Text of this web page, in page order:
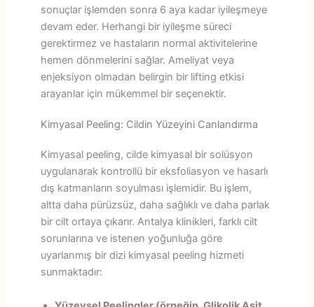
sonuçlar işlemden sonra 6 aya kadar iyileşmeye
devam eder. Herhangi bir iyileşme süreci
gerektirmez ve hastaların normal aktivitelerine
hemen dönmelerini sağlar. Ameliyat veya
enjeksiyon olmadan belirgin bir lifting etkisi
arayanlar için mükemmel bir seçenektir.
Kimyasal Peeling: Cildin Yüzeyini Canlandırma
Kimyasal peeling, cilde kimyasal bir solüsyon
uygulanarak kontrollü bir eksfoliasyon ve hasarlı
dış katmanların soyulması işlemidir. Bu işlem,
altta daha pürüzsüz, daha sağlıklı ve daha parlak
bir cilt ortaya çıkarır. Antalya klinikleri, farklı cilt
sorunlarına ve istenen yoğunluğa göre
uyarlanmış bir dizi kimyasal peeling hizmeti
sunmaktadır: